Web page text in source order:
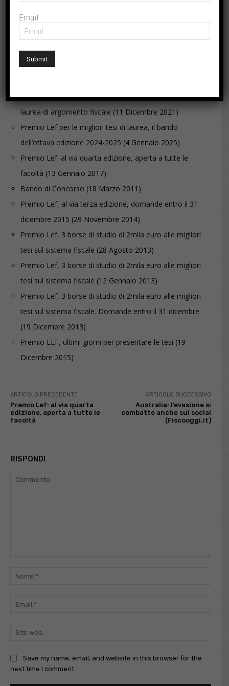
ARTICOLI CORRELATI
Premio Lef, al via bando per la sesta edizione
Premio Lef: ultimi giorni per candidare le migliori tesi di
laurea di argomento fiscale (11 Dicembre 2021)
Premio Lef per le migliori tesi di laurea, il bando
dell’ottava edizione 2024-2025 (4 Gennaio 2025)
Premio Lef: al via quarta edizione, aperta a tutte le
facoltà (13 Gennaio 2017)
Bando di Concorso (18 Marzo 2011)
Premio Lef, al via terza edizione, domande entro il 31
dicembre 2015 (29 Novembre 2014)
Premio Lef, 3 borse di studio di 2mila euro alle migliori
tesi sul sistema fiscale (28 Agosto 2013)
Premio Lef, 3 borse di studio di 2mila euro alle migliori
tesi sul sistema fiscale (12 Gennaio 2013)
Premio Lef, 3 borse di studio di 2mila euro alle migliori
tesi sul sistema fiscale. Domande entro il 31 dicembre
(19 Dicembre 2013)
Premio LEF, ultimi giorni per presentare le tesi (19
Dicembre 2015)
ARTICOLO PRECEDENTE
Premio Lef: al via quarta
edizione, aperta a tutte le
facoltà
ARTICOLO SUCCESSIVO
Australia: l’evasione si
combatte anche sui social
(Fiscooggi.it)
RISPONDI
Save my name, email, and website in this browser for the
next time I comment.
Email